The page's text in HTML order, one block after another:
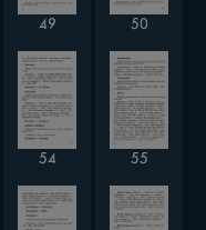
49 50
54 55